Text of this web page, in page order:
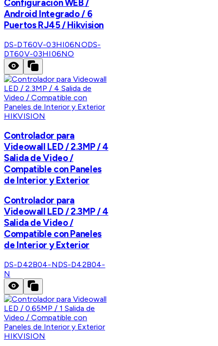
Configuración WEB /
Android Integrado / 6
Puertos RJ45 / Hikvision
DS-DT60V-03HI06NODS-
DT60V-03HI06NO
HIKVISION
Controlador para
Videowall LED / 2.3MP / 4
Salida de Video /
Compatible con Paneles
de Interior y Exterior
Controlador para
Videowall LED / 2.3MP / 4
Salida de Video /
Compatible con Paneles
de Interior y Exterior
DS-D42B04-NDS-D42B04-
N
HIKVISION